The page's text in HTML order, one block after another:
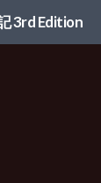
3rd Edition